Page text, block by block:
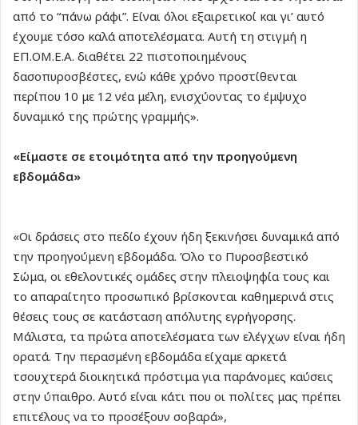
από το “πάνω ράφι”. Είναι όλοι εξαιρετικοί και γι’ αυτό
έχουμε τόσο καλά αποτελέσματα. Αυτή τη στιγμή η
ΕΠ.ΟΜ.Ε.Α. διαθέτει 22 πιστοποιημένους
δασοπυροσβέστες, ενώ κάθε χρόνο προστίθενται
περίπου 10 με 12 νέα μέλη, ενισχύοντας το έμψυχο
δυναμικό της πρώτης γραμμής».
«Είμαστε σε ετοιμότητα από την προηγούμενη
εβδομάδα»
«Οι δράσεις στο πεδίο έχουν ήδη ξεκινήσει δυναμικά από
την προηγούμενη εβδομάδα. Όλο το Πυροσβεστικό
Σώμα, οι εθελοντικές ομάδες στην πλειοψηφία τους και
το απαραίτητο προσωπικό βρίσκονται καθημερινά στις
θέσεις τους σε κατάσταση απόλυτης εγρήγορσης.
Μάλιστα, τα πρώτα αποτελέσματα των ελέγχων είναι ήδη
ορατά. Την περασμένη εβδομάδα είχαμε αρκετά
τσουχτερά διοικητικά πρόστιμα για παράνομες καύσεις
στην ύπαιθρο. Αυτό είναι κάτι που οι πολίτες μας πρέπει
επιτέλους να το προσέξουν σοβαρά»,